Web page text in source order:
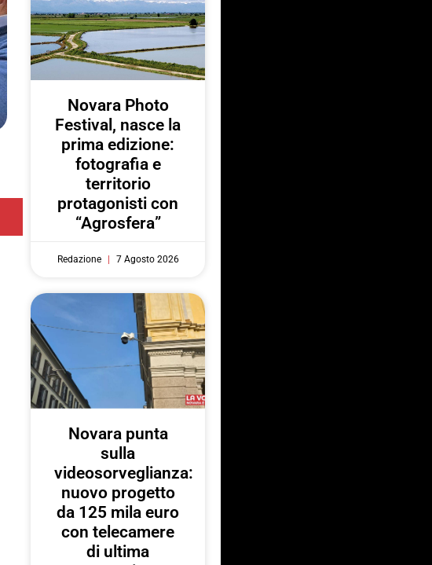
Novara Photo
Festival, nasce la
prima edizione:
fotografia e
territorio
protagonisti con
“Agrosfera”
Redazione 7 Agosto 2026
Novara punta
sulla
videosorveglianza:
nuovo progetto
da 125 mila euro
con telecamere
di ultima